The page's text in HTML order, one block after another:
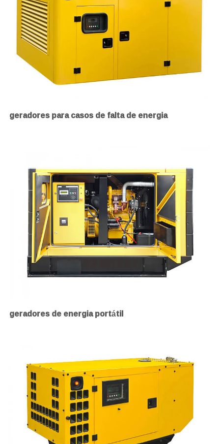
geradores para casos de falta de energia
geradores de energia portátil